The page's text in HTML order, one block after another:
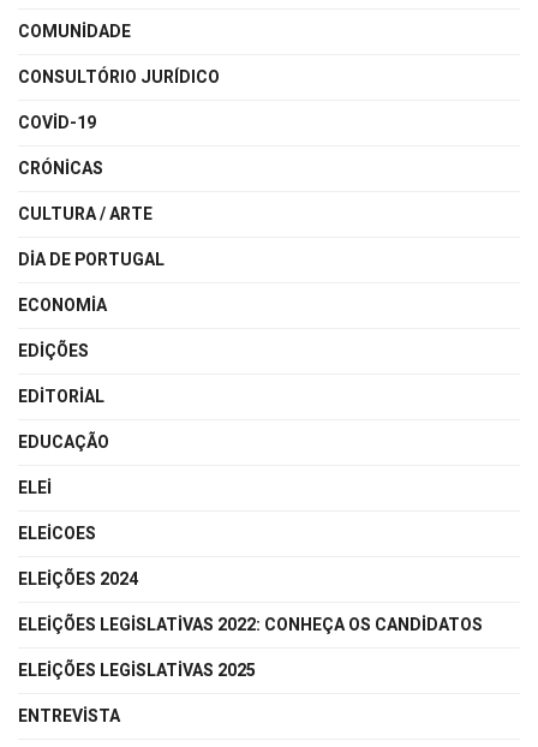
COMUNIDADE
CONSULTÓRIO JURÍDICO
COVID-19
CRÓNICAS
CULTURA / ARTE
DIA DE PORTUGAL
ECONOMIA
EDIÇÕES
EDITORIAL
EDUCAÇÃO
ELEI
ELEICOES
ELEIÇÕES 2024
ELEIÇÕES LEGISLATIVAS 2022: CONHEÇA OS CANDIDATOS
ELEIÇÕES LEGISLATIVAS 2025
ENTREVISTA